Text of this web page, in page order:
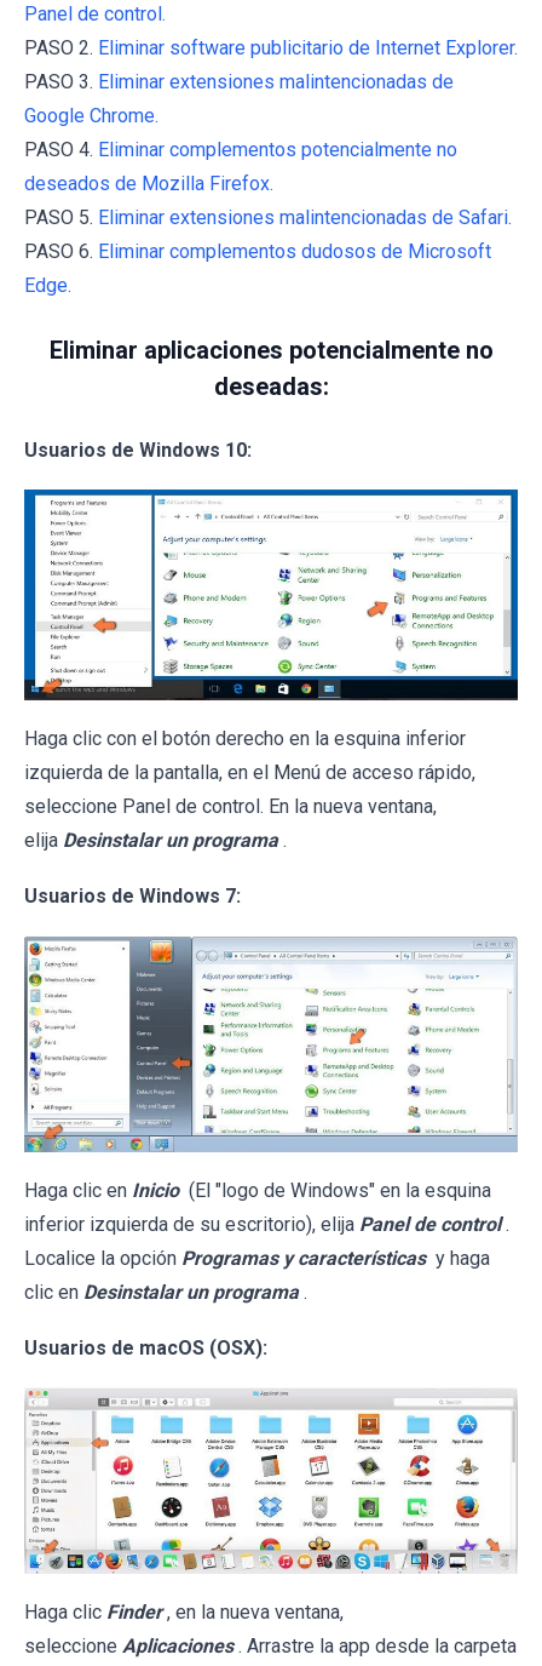
Panel de control.
PASO 2. Eliminar software publicitario de Internet Explorer.
PASO 3. Eliminar extensiones malintencionadas de
Google Chrome.
PASO 4. Eliminar complementos potencialmente no
deseados de Mozilla Firefox.
PASO 5. Eliminar extensiones malintencionadas de Safari.
PASO 6. Eliminar complementos dudosos de Microsoft
Edge.
Eliminar aplicaciones potencialmente no
deseadas:
Usuarios de Windows 10:
Haga clic con el botón derecho en la esquina inferior
izquierda de la pantalla, en el Menú de acceso rápido,
seleccione Panel de control. En la nueva ventana,
elija Desinstalar un programa .
Usuarios de Windows 7:
Haga clic en Inicio (El "logo de Windows" en la esquina
inferior izquierda de su escritorio), elija Panel de control .
Localice la opción Programas y características y haga
clic en Desinstalar un programa .
Usuarios de macOS (OSX):
Haga clic Finder , en la nueva ventana,
seleccione Aplicaciones . Arrastre la app desde la carpeta